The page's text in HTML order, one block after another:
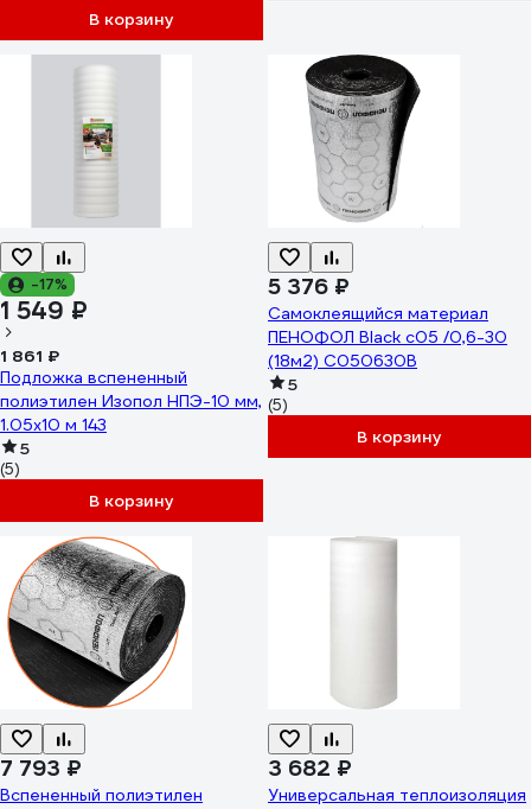
В корзину
-17%
1 549 ₽
1 861 ₽
Подложка вспененный
полиэтилен Изопол НПЭ-10 мм,
1.05x10 м 143
5
(5)
В корзину
5 376 ₽
Самоклеящийся материал
ПЕНОФОЛ Black с05 /0,6-30
(18м2) С050630В
5
(5)
В корзину
7 793 ₽
Вспененный полиэтилен
3 682 ₽
Универсальная теплоизоляция